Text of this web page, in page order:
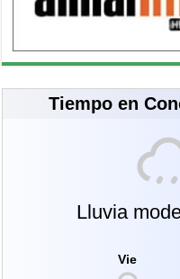
Tiempo en
Lluvia
Vie